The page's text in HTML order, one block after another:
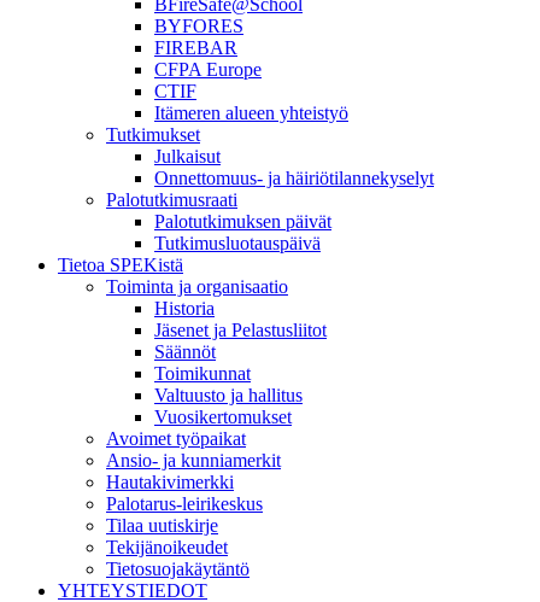
BFireSafe@School
BYFORES
FIREBAR
CFPA Europe
CTIF
Itämeren alueen yhteistyö
Tutkimukset
Julkaisut
Onnettomuus- ja häiriötilannekyselyt
Palotutkimusraati
Palotutkimuksen päivät
Tutkimusluotauspäivä
Tietoa SPEKistä
Toiminta ja organisaatio
Historia
Jäsenet ja Pelastusliitot
Säännöt
Toimikunnat
Valtuusto ja hallitus
Vuosikertomukset
Avoimet työpaikat
Ansio- ja kunniamerkit
Hautakivimerkki
Palotarus-leirikeskus
Tilaa uutiskirje
Tekijänoikeudet
Tietosuojakäytäntö
YHTEYSTIEDOT